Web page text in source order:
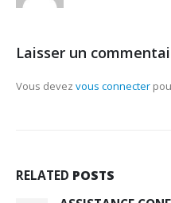
Laisser un
Vous devez vous connecter
RELATED POSTS